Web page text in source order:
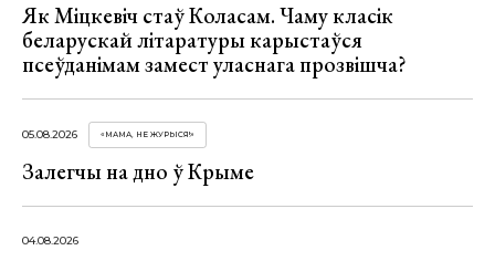
Як Міцкевіч стаў Коласам. Чаму класік
беларускай літаратуры карыстаўся
псеўданімам замест уласнага прозвішча?
05.08.2026 «МАМА, НЕ ЖУРЫСЯ!»
Залегчы на дно ў Крыме
04.08.2026